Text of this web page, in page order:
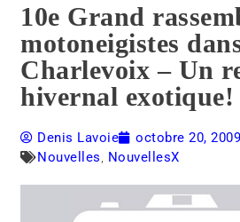
10e Grand
motoneigistes
Charlevoix – Un
hivernal exotique!
Denis Lavoie octobre 20,
Nouvelles, NouvellesX